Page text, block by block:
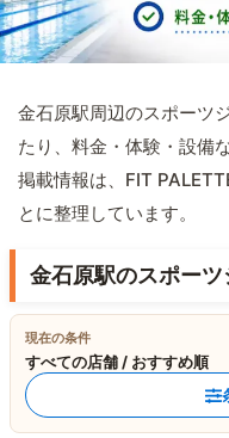
金石原駅周辺のスポーツ
たり、料金・体験・設備
掲載情報は、FIT
とに整理しています。
金石原駅のスポー
現在の条件
すべての店舗 / おすすめ順